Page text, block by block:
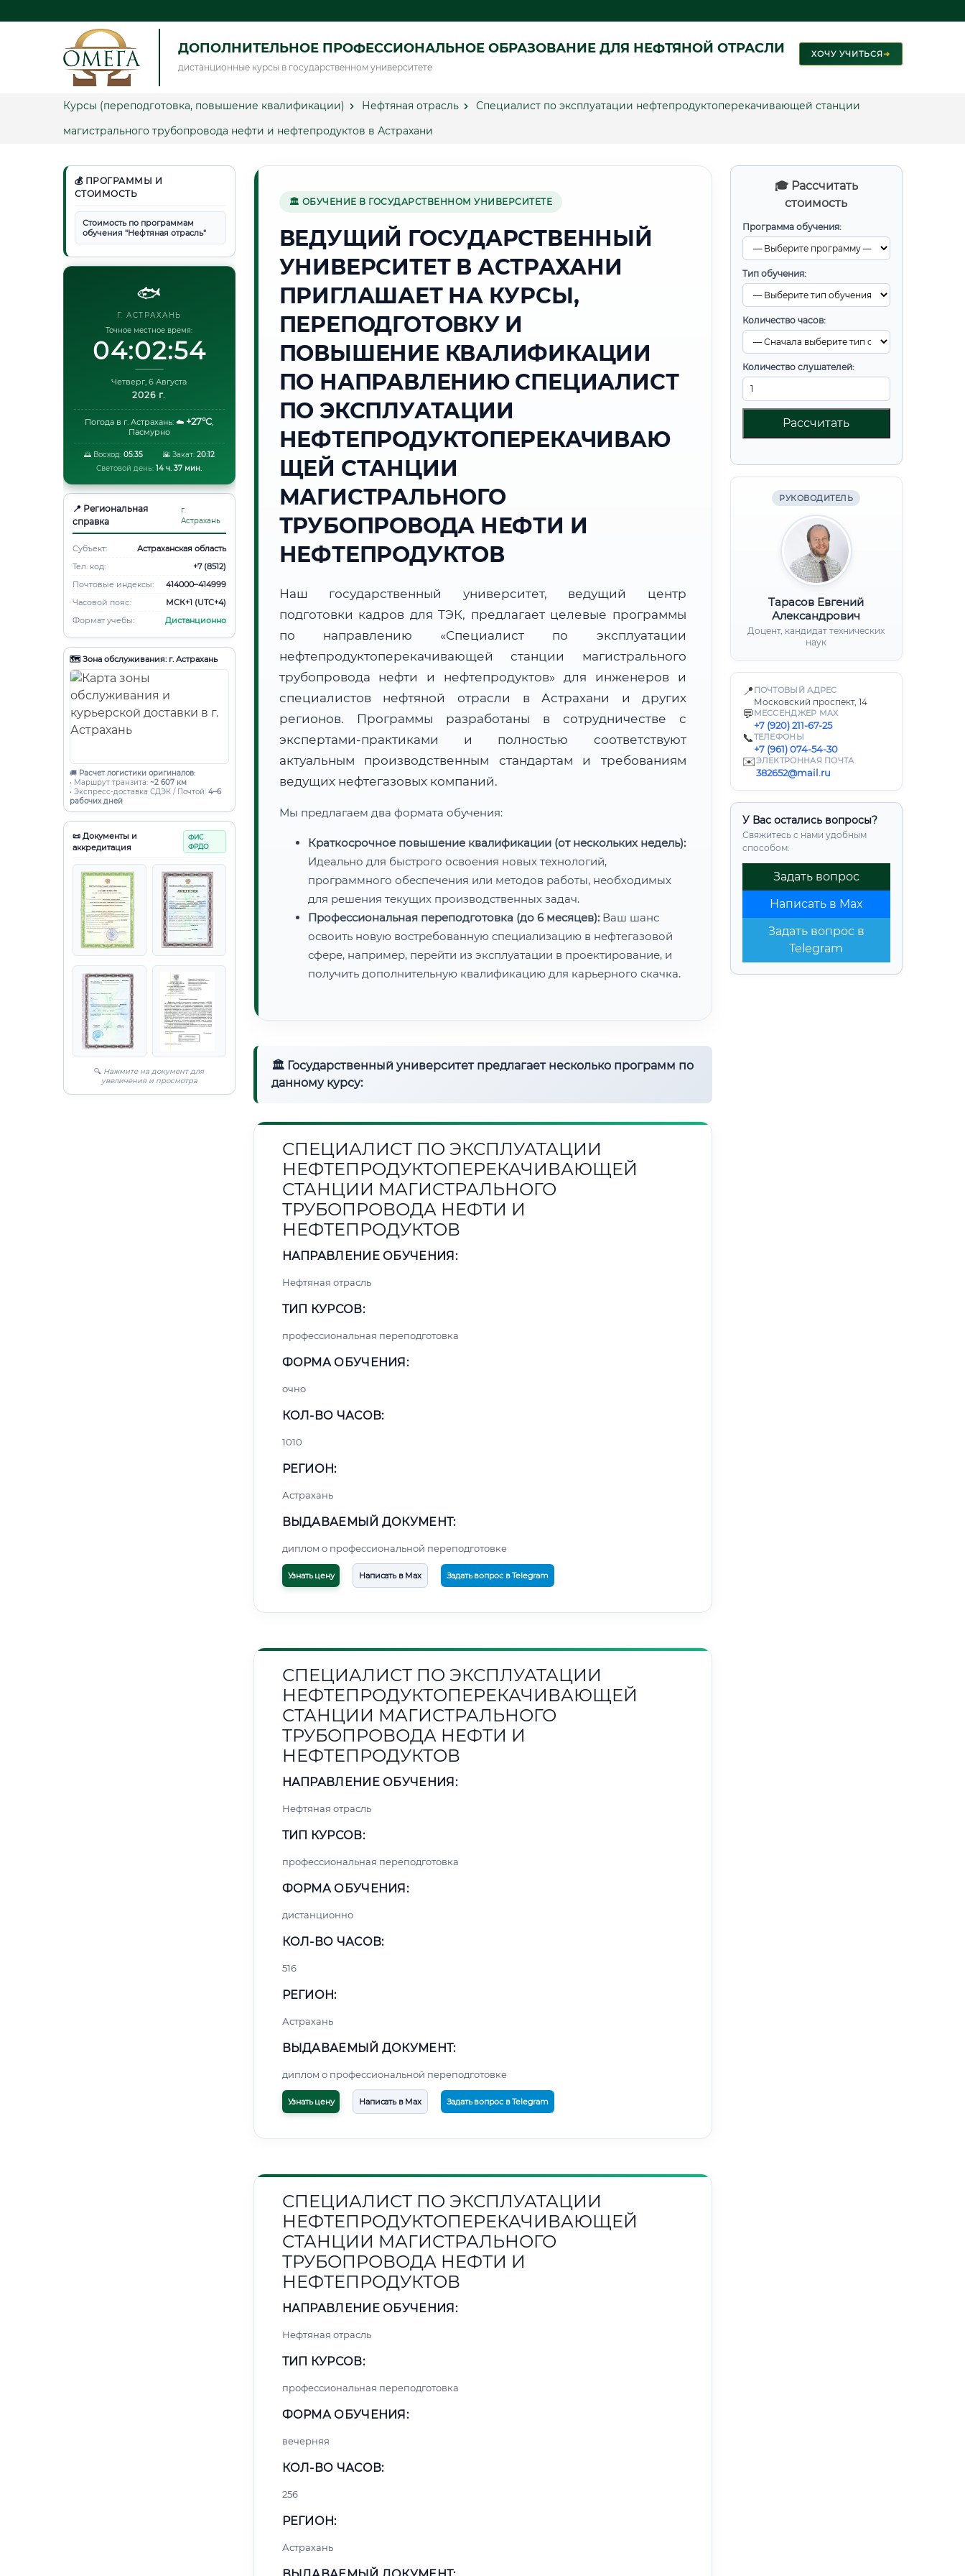
ДОПОЛНИТЕЛЬНОЕ ПРОФЕССИОНАЛЬНОЕ ОБРАЗОВАНИЕ ДЛЯ НЕФТЯНОЙ ОТРАСЛИ
дистанционные курсы в государственном университете
ХОЧУ УЧИТЬСЯ➜
Курсы (переподготовка, повышение квалификации) Нефтяная отрасль
Специалист по эксплуатации нефтепродуктоперекачивающей станции
магистрального трубопровода нефти и нефтепродуктов в Астрахани
💰 ПРОГРАММЫ И
СТОИМОСТЬ
Стоимость по программам
обучения "Нефтяная отрасль"
🐟
Г. АСТРАХАНЬ
Точное местное время:
04:02:55
Четверг, 6 Августа
2026 г.
Погода в г. Астрахань: ☁️ +27°C,
Пасмурно
🌅 Восход: 05:35 🌇 Закат: 20:12
Световой день: 14 ч. 37 мин.
📍 Региональная
справка
г.
Астрахань
Субъект:
Астраханская область
Тел. код:
+7 (8512)
Почтовые индексы:
414000–414999
Часовой пояс:
МСК+1 (UTC+4)
Формат учебы:
Дистанционно
🗺️ Зона обслуживания: г. Астрахань
🚚 Расчет логистики оригиналов:
• Маршрут транзита: ~2 607 км
• Экспресс-доставка СДЭК / Почтой: 4–6
рабочих дней
📜 Документы и
аккредитация
ФИС
ФРДО
🔍 Нажмите на документ для
увеличения и просмотра
🎓 Рассчитать
стоимость
Программа обучения:
Тип обучения:
Количество часов:
Количество слушателей:
Рассчитать
РУКОВОДИТЕЛЬ
Тарасов Евгений
Александрович
Доцент, кандидат технических
наук
📍 ПОЧТОВЫЙ АДРЕС
Московский проспект, 14
💬 МЕССЕНДЖЕР MAX
+7 (920) 211-67-25
📞ТЕЛЕФОНЫ
+7 (961) 074-54-30
✉️ЭЛЕКТРОННАЯ ПОЧТА
382652@mail.ru
У Вас остались вопросы?
Свяжитесь с нами удобным
способом:
Задать вопрос
Написать в Max
Задать вопрос в
Telegram
🏛 ОБУЧЕНИЕ В ГОСУДАРСТВЕННОМ УНИВЕРСИТЕТЕ
ВЕДУЩИЙ ГОСУДАРСТВЕННЫЙ
УНИВЕРСИТЕТ В АСТРАХАНИ
ПРИГЛАШАЕТ НА КУРСЫ,
ПЕРЕПОДГОТОВКУ И
ПОВЫШЕНИЕ КВАЛИФИКАЦИИ
ПО НАПРАВЛЕНИЮ СПЕЦИАЛИСТ
ПО ЭКСПЛУАТАЦИИ
НЕФТЕПРОДУКТОПЕРЕКАЧИВАЮ
ЩЕЙ СТАНЦИИ
МАГИСТРАЛЬНОГО
ТРУБОПРОВОДА НЕФТИ И
НЕФТЕПРОДУКТОВ
Наш государственный университет, ведущий центр
подготовки кадров для ТЭК, предлагает целевые программы
по направлению «Специалист по эксплуатации
нефтепродуктоперекачивающей станции магистрального
трубопровода нефти и нефтепродуктов» для инженеров и
специалистов нефтяной отрасли в Астрахани и других
регионов. Программы разработаны в сотрудничестве с
экспертами-практиками и полностью соответствуют
актуальным производственным стандартам и требованиям
ведущих нефтегазовых компаний.
Мы предлагаем два формата обучения:
Краткосрочное повышение квалификации (от нескольких недель):
Идеально для быстрого освоения новых технологий,
программного обеспечения или методов работы, необходимых
для решения текущих производственных задач.
Профессиональная переподготовка (до 6 месяцев):Ваш шанс
освоить новую востребованную специализацию в нефтегазовой
сфере, например, перейти из эксплуатации в проектирование, и
получить дополнительную квалификацию для карьерного скачка.
🏛 Государственный университет предлагает несколько программ по
данному курсу:
СПЕЦИАЛИСТ ПО ЭКСПЛУАТАЦИИ
НЕФТЕПРОДУКТОПЕРЕКАЧИВАЮЩЕЙ
СТАНЦИИ МАГИСТРАЛЬНОГО
ТРУБОПРОВОДА НЕФТИ И
НЕФТЕПРОДУКТОВ
НАПРАВЛЕНИЕ ОБУЧЕНИЯ:
Нефтяная отрасль
ТИП КУРСОВ:
профессиональная переподготовка
ФОРМА ОБУЧЕНИЯ:
очно
КОЛ-ВО ЧАСОВ:
1010
РЕГИОН:
Астрахань
ВЫДАВАЕМЫЙ ДОКУМЕНТ:
диплом о профессиональной переподготовке
Узнать цену Написать в Max Задать вопрос в Telegram
СПЕЦИАЛИСТ ПО ЭКСПЛУАТАЦИИ
НЕФТЕПРОДУКТОПЕРЕКАЧИВАЮЩЕЙ
СТАНЦИИ МАГИСТРАЛЬНОГО
ТРУБОПРОВОДА НЕФТИ И
НЕФТЕПРОДУКТОВ
НАПРАВЛЕНИЕ ОБУЧЕНИЯ:
Нефтяная отрасль
ТИП КУРСОВ:
профессиональная переподготовка
ФОРМА ОБУЧЕНИЯ:
дистанционно
КОЛ-ВО ЧАСОВ:
516
РЕГИОН:
Астрахань
ВЫДАВАЕМЫЙ ДОКУМЕНТ:
диплом о профессиональной переподготовке
Узнать цену Написать в Max Задать вопрос в Telegram
СПЕЦИАЛИСТ ПО ЭКСПЛУАТАЦИИ
НЕФТЕПРОДУКТОПЕРЕКАЧИВАЮЩЕЙ
СТАНЦИИ МАГИСТРАЛЬНОГО
ТРУБОПРОВОДА НЕФТИ И
НЕФТЕПРОДУКТОВ
НАПРАВЛЕНИЕ ОБУЧЕНИЯ:
Нефтяная отрасль
ТИП КУРСОВ:
профессиональная переподготовка
ФОРМА ОБУЧЕНИЯ:
вечерняя
КОЛ-ВО ЧАСОВ:
256
РЕГИОН:
Астрахань